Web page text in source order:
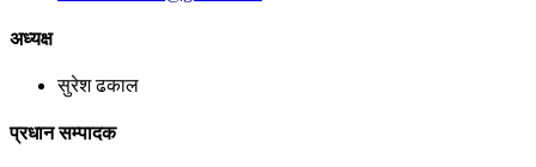
अध्यक्ष
सुरेश ढकाल
प्रधान सम्पादक